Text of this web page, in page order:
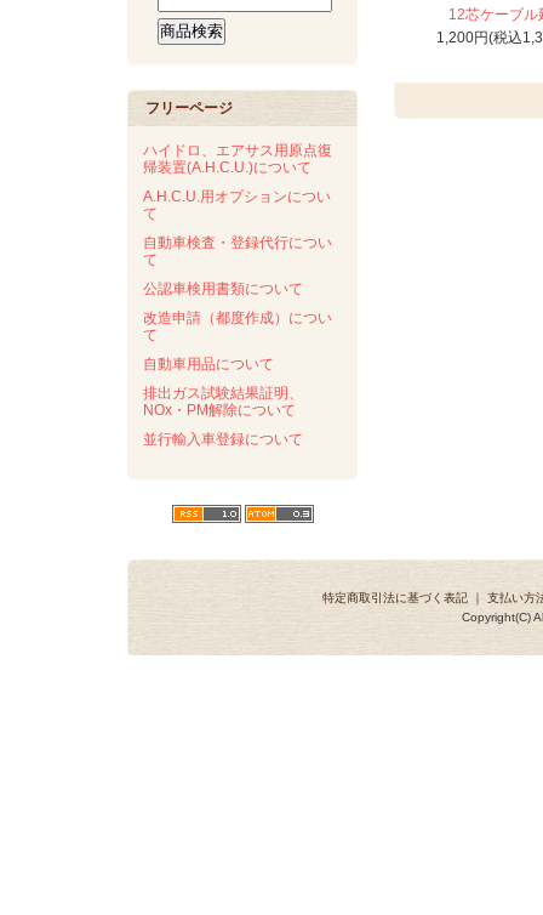
フリーページ
ハイドロ、エアサス用原点復
帰装置(A.H.C.U.)について
A.H.C.U.用オプションについ
て
自動車検査・登録代行につい
て
公認車検用書類について
改造申請（都度作成）につい
て
自動車用品について
排出ガス試験結果証明、
NOx・PM解除について
並行輸入車登録について
12芯ケーブル
1,200円(税込
特定商取引法に基づく表記 ｜ 支払い方
Copyright(C)